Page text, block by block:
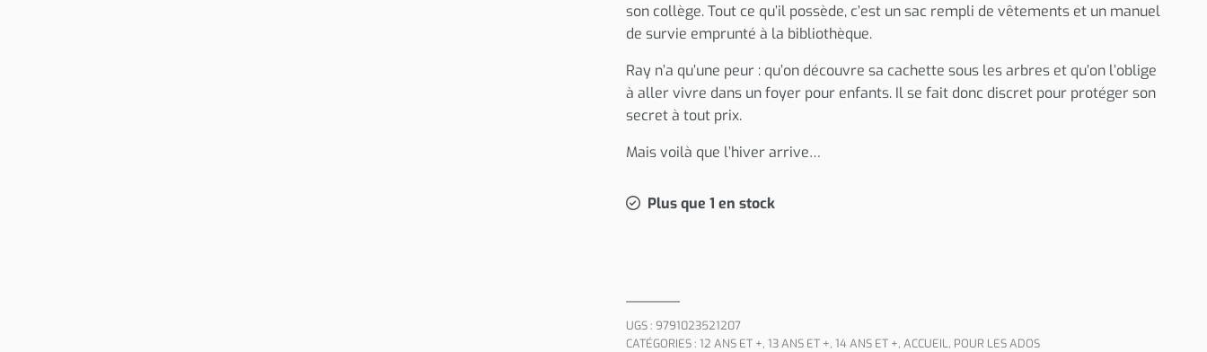
son collège. Tout ce qu’il possède, c’est un sac rempli de vêtements et un manuel
de survie emprunté à la bibliothèque.
Ray n’a qu’une peur : qu’on découvre sa cachette sous les arbres et qu’on l’oblige
à aller vivre dans un foyer pour enfants. Il se fait donc discret pour protéger son
secret à tout prix.
Mais voilà que l’hiver arrive…
Plus que 1 en stock
UGS : 9791023521207
CATÉGORIES : 12 ANS ET +, 13 ANS ET +, 14 ANS ET +, ACCUEIL, POUR LES ADOS